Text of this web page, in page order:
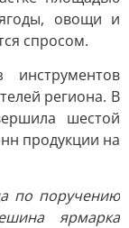
овощи и
спросом.
региона. В
шестой
продукции на
по поручению
ярмарка